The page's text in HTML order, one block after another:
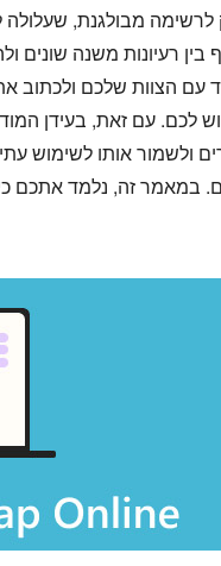
מבולגנת, שעלולה
בין רעיונות משנה
עם הצוות שלכם ולכתוב
לכם. עם זאת, בעידן
ולשמור אותו לשימוש
במאמר זה, נלמד אתכם